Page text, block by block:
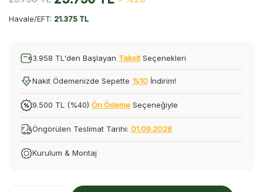
Havale/EFT: 21.375 TL
3.958 TL'den Başlayan Taksit Seçenekleri
Nakit Ödemenizde Sepette %10 İndirim!
9.500 TL (%40) Ön Ödeme Seçeneğiyle
Öngörülen Teslimat Tarihi: 01.09.2026
Kurulum & Montaj